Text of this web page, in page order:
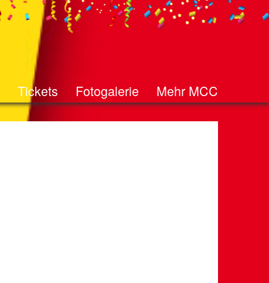
Tickets Fotogalerie Mehr MCC